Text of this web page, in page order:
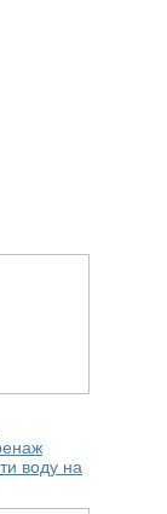
воду на